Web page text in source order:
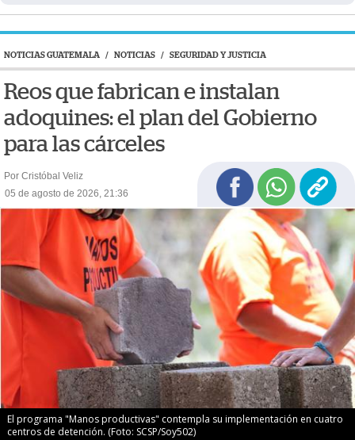
NOTICIAS GUATEMALA / NOTICIAS / SEGURIDAD Y JUSTICIA
Reos que fabrican e instalan
adoquines: el plan del Gobierno
para las cárceles
Por Cristóbal Veliz
05 de agosto de 2026, 21:36
El programa "Manos productivas" contempla su implementación en cuatro
centros de detención. (Foto: SCSP/Soy502)